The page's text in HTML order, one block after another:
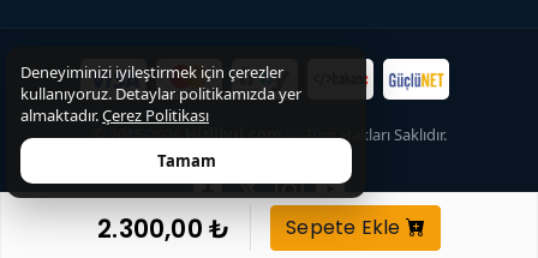
2.300,00 ₺ Sepete Ekle
© 2015-2026Hizlibul.com— Tüm Hakları Saklıdır.
MENÜ ARA
Deneyiminizi iyileştirmek için çerezler
kullanıyoruz. Detaylar politikamızda yer
almaktadır.Çerez Politikası
Tamam